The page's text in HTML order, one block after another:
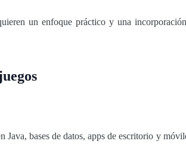
un enfoque práctico y una
Java, bases de datos, apps de escritorio y